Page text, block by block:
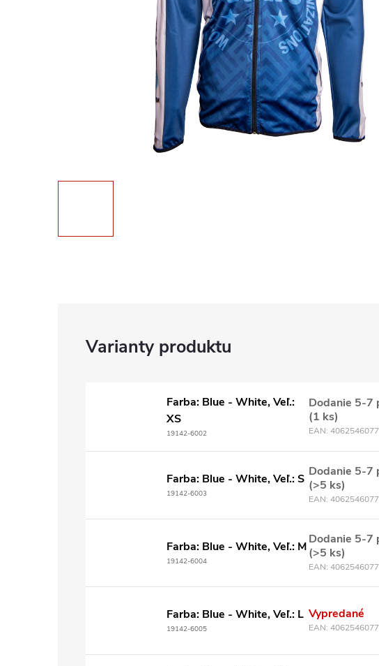
Farba: Blue - White, Veľ.:
XS
19142-6002
Dodanie 5-7
(1 ks)
EAN:
Farba: Blue - White, Veľ.: S
19142-6003
Dodanie 5-7
(>5 ks)
EAN:
Farba: Blue - White, Veľ.: M
19142-6004
Dodanie 5-7
(>5 ks)
EAN:
Farba: Blue - White, Veľ.: L
19142-6005
Vypredané
EAN: